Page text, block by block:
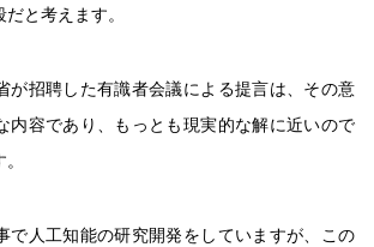
と考えます。
招聘した有識者会議による提言は、その意
内容であり、もっとも現実的な解に近いので
人工知能の研究開発をしていますが、この